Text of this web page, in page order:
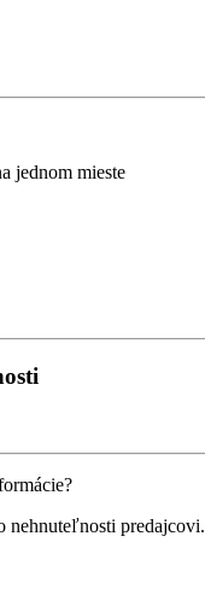
jednom mieste
nehnuteľnosti predajcovi.